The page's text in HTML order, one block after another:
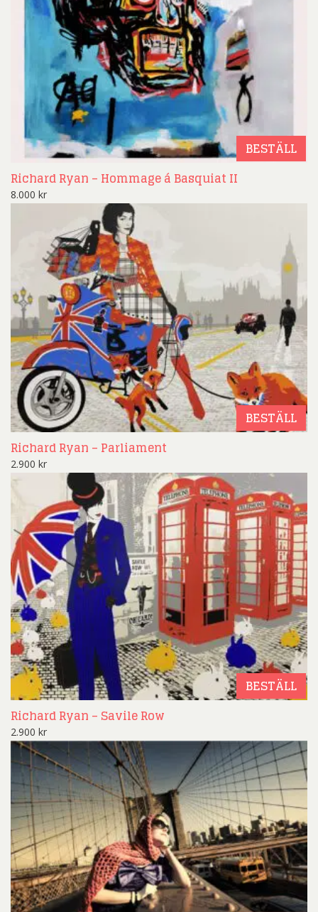
BESTÄLL
Richard Ryan – Hommage á Basquiat II
8.000 kr
BESTÄLL
Richard Ryan – Parliament
2.900 kr
BESTÄLL
Richard Ryan – Savile Row
2.900 kr